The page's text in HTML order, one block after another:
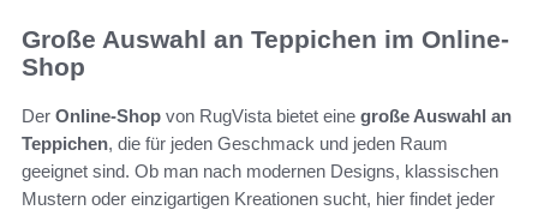
Große Auswahl an Teppichen im Online-
Shop
Der Online-Shop von RugVista bietet eine große Auswahl an
Teppichen, die für jeden Geschmack und jeden Raum
geeignet sind. Ob man nach modernen Designs, klassischen
Mustern oder einzigartigen Kreationen sucht, hier findet jeder